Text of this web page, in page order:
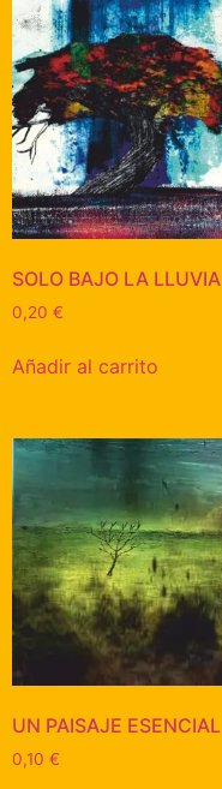
SOLO BAJO LA LLUVIA
0,20 €
Añadir al carrito
UN PAISAJE ESENCIAL
0,10 €